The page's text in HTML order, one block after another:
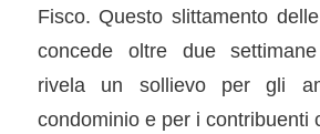
Fisco. Questo slittamento
concede oltre due
rivela un sollievo per gli
condominio e per i contribuenti